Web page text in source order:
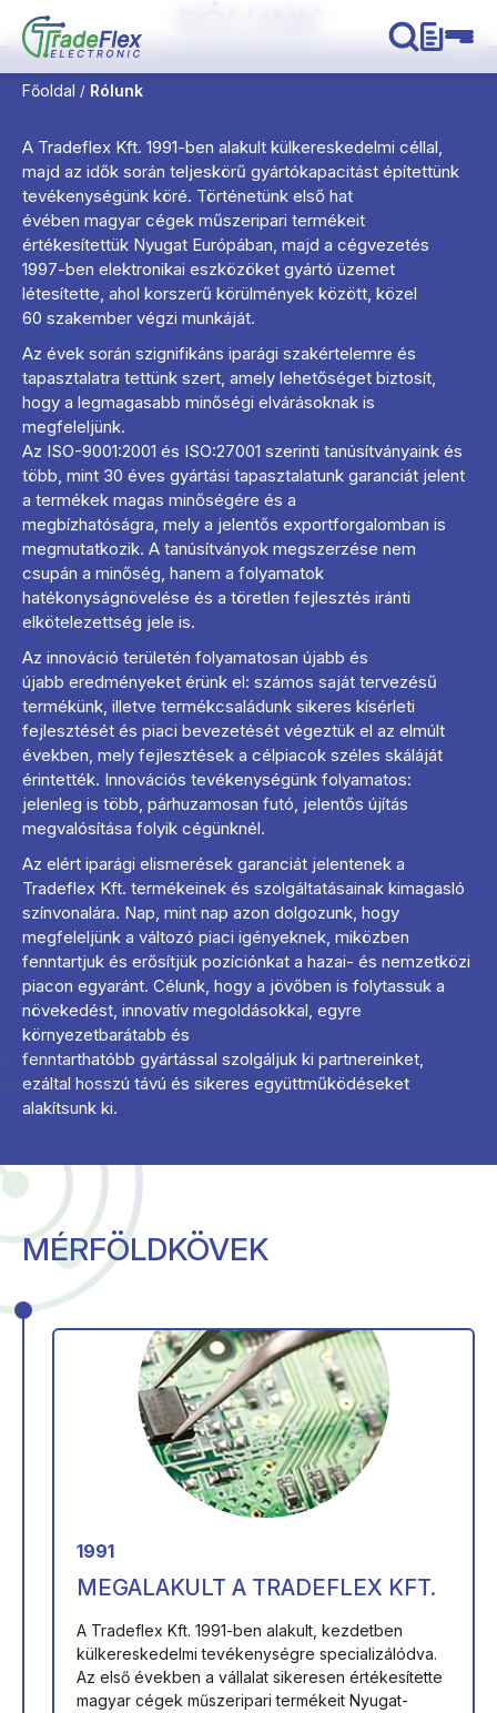
Főoldal / Rólunk
A Tradeflex Kft. 1991-ben alakult külkereskedelmi céllal,
majd az idők során teljeskörű gyártókapacitást építettünk
tevékenységünk köré. Történetünk első hat
évében magyar cégek műszeripari termékeit
értékesítettük Nyugat Európában, majd a cégvezetés
1997-ben elektronikai eszközöket gyártó üzemet
létesítette, ahol korszerű körülmények között, közel
60 szakember végzi munkáját.
Az évek során szignifikáns iparági szakértelemre és
tapasztalatra tettünk szert, amely lehetőséget biztosít,
hogy a legmagasabb minőségi elvárásoknak is
megfeleljünk.
Az ISO-9001:2001 és ISO:27001 szerinti tanúsítványaink és
több, mint 30 éves gyártási tapasztalatunk garanciát jelent
a termékek magas minőségére és a
megbízhatóságra, mely a jelentős exportforgalomban is
megmutatkozik. A tanúsítványok megszerzése nem
csupán a minőség, hanem a folyamatok
hatékonyságnövelése és a töretlen fejlesztés iránti
elkötelezettség jele is.
Az innováció területén folyamatosan újabb és
újabb eredményeket érünk el: számos saját tervezésű
termékünk, illetve termékcsaládunk sikeres kísérleti
fejlesztését és piaci bevezetését végeztük el az elmúlt
években, mely fejlesztések a célpiacok széles skáláját
érintették. Innovációs tevékenységünk folyamatos:
jelenleg is több, párhuzamosan futó, jelentős újítás
megvalósítása folyik cégünknél.
Az elért iparági elismerések garanciát jelentenek a
Tradeflex Kft. termékeinek és szolgáltatásainak kimagasló
színvonalára. Nap, mint nap azon dolgozunk, hogy
megfeleljünk a változó piaci igényeknek, miközben
fenntartjuk és erősítjük pozíciónkat a hazai- és nemzetközi
piacon egyaránt. Célunk, hogy a jövőben is folytassuk a
növekedést, innovatív megoldásokkal, egyre
környezetbarátabb és
fenntarthatóbb gyártással szolgáljuk ki partnereinket,
ezáltal hosszú távú és sikeres együttműködéseket
alakítsunk ki.
MÉRFÖLDKÖVEK
1991
MEGALAKULT A TRADEFLEX KFT.
A Tradeflex Kft. 1991-ben alakult, kezdetben
külkereskedelmi tevékenységre specializálódva.
Az első években a vállalat sikeresen értékesítette
magyar cégek műszeripari termékeit Nyugat-